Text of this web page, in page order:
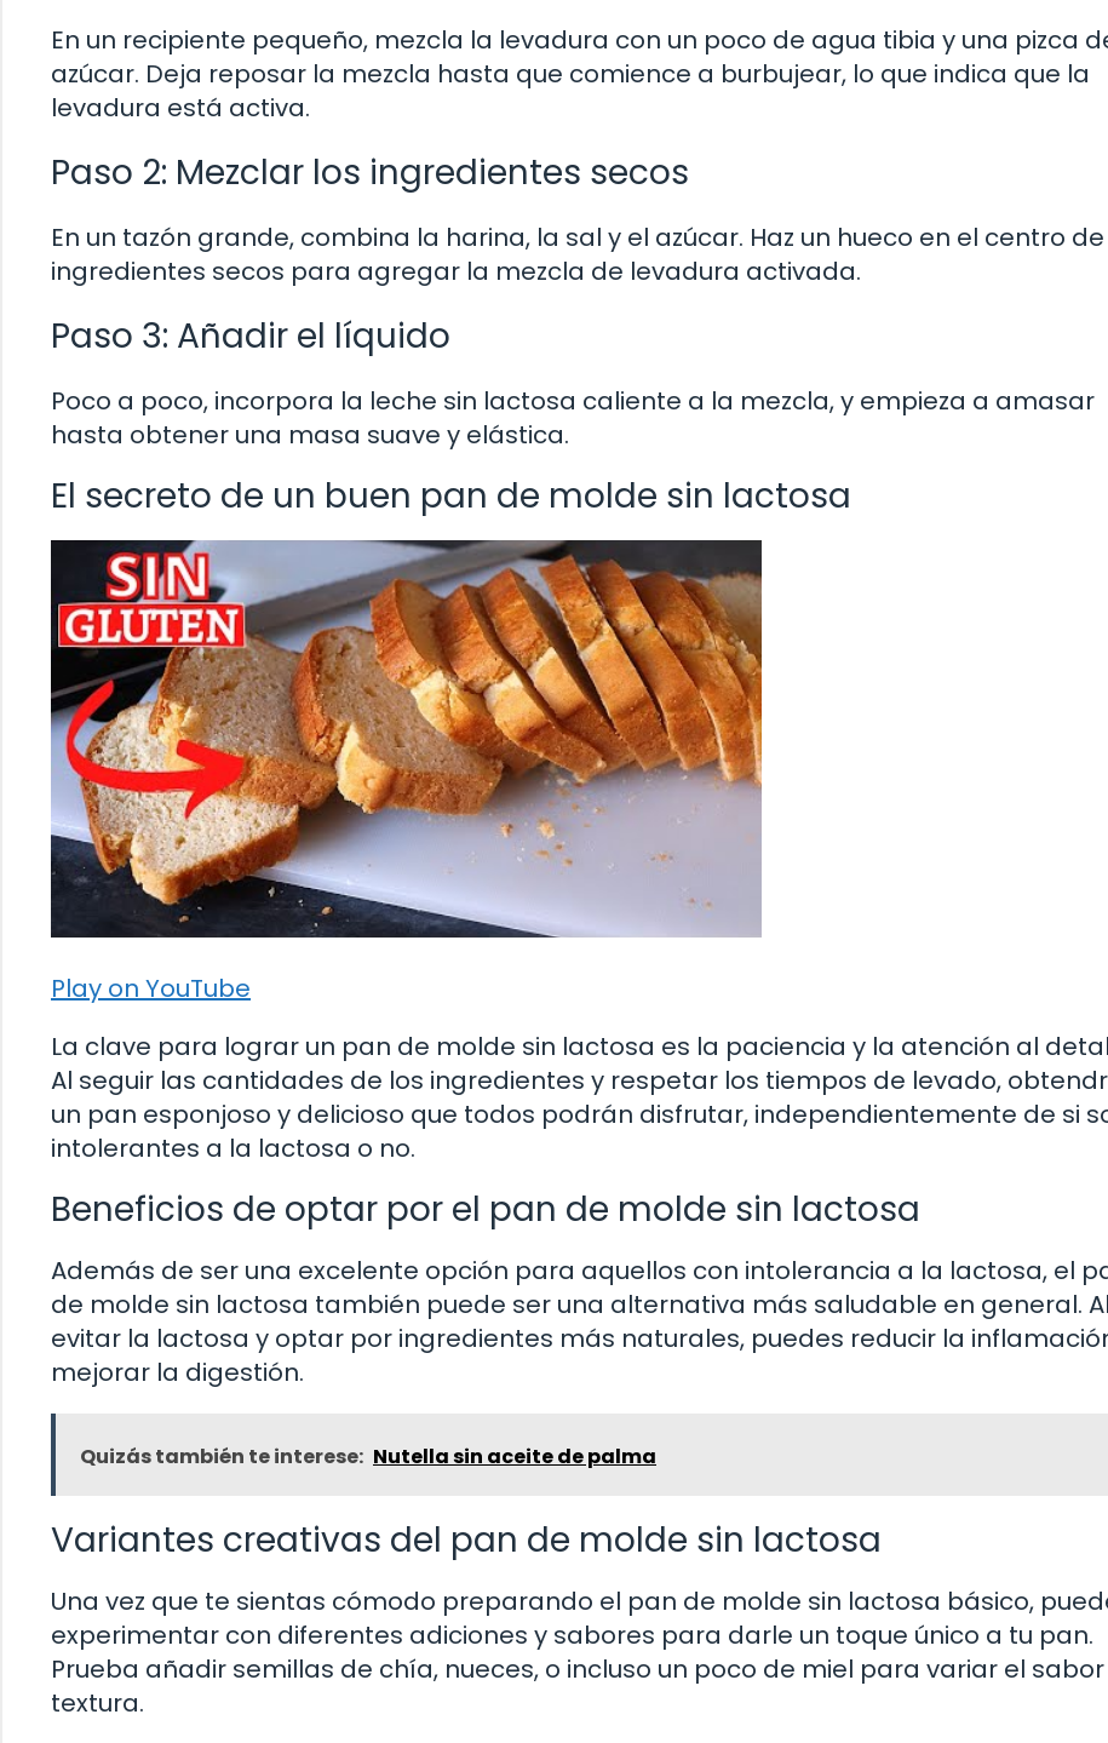
En un recipiente pequeño, mezcla la levadura con un poco de agua tibia y una pizca
azúcar. Deja reposar la mezcla hasta que comience a burbujear, lo que indica que la
levadura está activa.
Paso 2: Mezclar los ingredientes secos
En un tazón grande, combina la harina, la sal y el azúcar. Haz un hueco en el centro
ingredientes secos para agregar la mezcla de levadura activada.
Paso 3: Añadir el líquido
Poco a poco, incorpora la leche sin lactosa caliente a la mezcla, y empieza a amasar
hasta obtener una masa suave y elástica.
El secreto de un buen pan de molde sin lactosa
Play on YouTube
La clave para lograr un pan de molde sin lactosa es la paciencia y la atención al
Al seguir las cantidades de los ingredientes y respetar los tiempos de levado,
un pan esponjoso y delicioso que todos podrán disfrutar, independientemente de si
intolerantes a la lactosa o no.
Beneficios de optar por el pan de molde sin lactosa
Además de ser una excelente opción para aquellos con intolerancia a la lactosa, el
de molde sin lactosa también puede ser una alternativa más saludable en general. Al
evitar la lactosa y optar por ingredientes más naturales, puedes reducir la
mejorar la digestión.
Quizás también te interese: Nutella sin aceite de palma
Variantes creativas del pan de molde sin lactosa
Una vez que te sientas cómodo preparando el pan de molde sin lactosa básico,
experimentar con diferentes adiciones y sabores para darle un toque único a tu pan.
Prueba añadir semillas de chía, nueces, o incluso un poco de miel para variar el sabor
textura.